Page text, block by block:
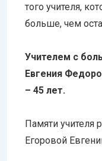
того учителя,
больше, чем
Учителем с
Евгения
– 45 лет.
Памяти учителя
Егоровой